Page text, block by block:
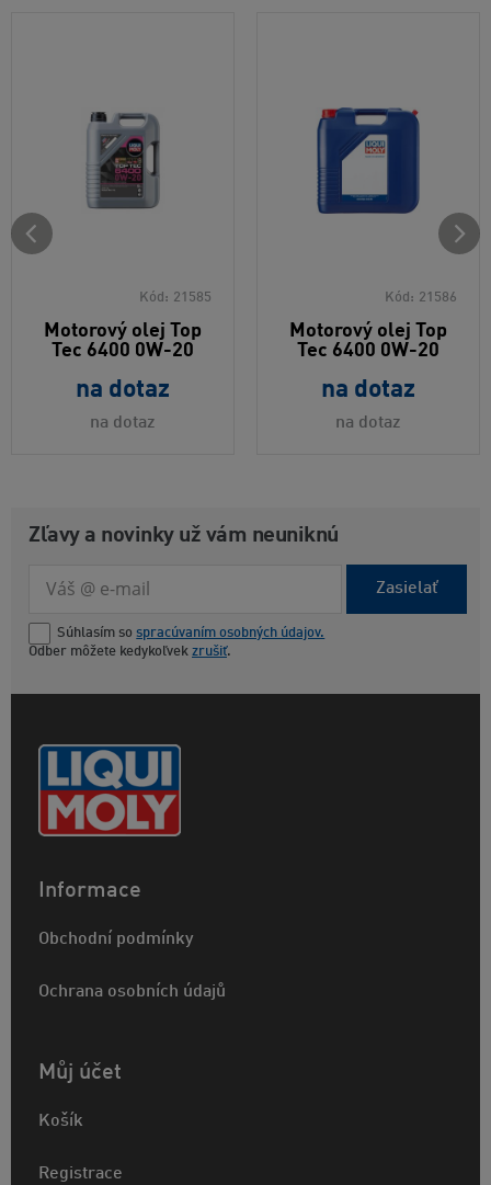
Kód: 21585
Motorový olej Top
Tec 6400 0W-20
na dotaz
na dotaz
Kód: 21586
Motorový olej Top
Tec 6400 0W-20
na dotaz
na dotaz
Zľavy a novinky už vám neuniknú
Zasielať
Súhlasím so spracúvaním osobných údajov.
Odber môžete kedykoľvek zrušiť.
Informace
Obchodní podmínky
Ochrana osobních údajů
Můj účet
Košík
Registrace